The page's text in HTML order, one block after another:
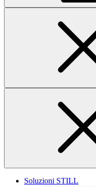
Soluzioni STILL